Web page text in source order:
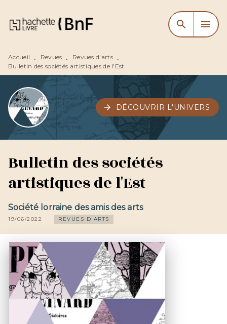
MENU RECHERCHE
CONTENU
search menu
Accueil • Revues • Revues d'arts
•
Bulletin des sociétés artistiques de l'Est
arrow_forward DÉCOUVRIR L'UNIVERS
Bulletin des sociétés
artistiques de l'Est
Société lorraine des amis des arts
19/06/2022 REVUES D'ARTS